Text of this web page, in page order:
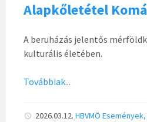
Alapkőletétel
A beruházás jelentős
kulturális életében.
Továbbiak...
2026.03.12. HBVMÖ